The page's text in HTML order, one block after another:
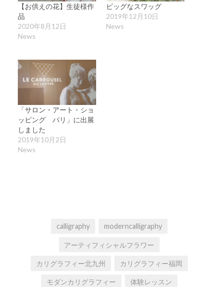
【お供えの花】生徒様作
品
2020年8月12日
News
ビッグなスワッグ
2019年12月10日
News
「サロン・アート・ショ
ッピング パリ」に出展
しました
2019年10月2日
News
calligraphy moderncalligraphy
アーティフィシャルフラワー
カリグラフィー北九州 カリグラフィー福岡
モダンカリグラフィー 体験レッスン